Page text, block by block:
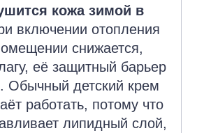
кожа зимой в
включении отопления
снижается,
её защитный барьер
Обычный детский крем
работать, потому что
липидный слой,